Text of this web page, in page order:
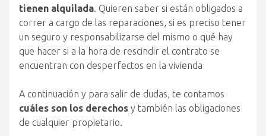
tienen alquilada. Quieren saber si están obligados a
correr a cargo de las reparaciones, si es preciso tener
un seguro y responsabilizarse del mismo o qué hay
que hacer si a la hora de rescindir el contrato se
encuentran con desperfectos en la vivienda
A continuación y para salir de dudas, te contamos
cuáles son los derechos y también las obligaciones
de cualquier propietario.